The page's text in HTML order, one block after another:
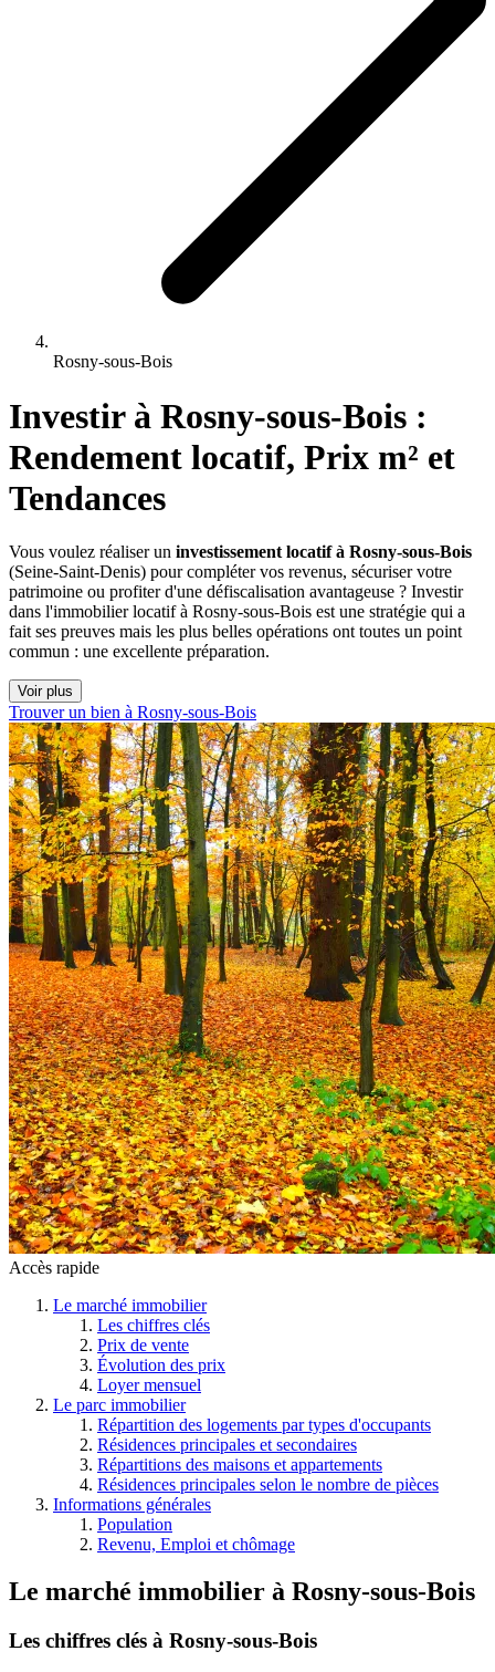
Rosny-sous-Bois
Investir à Rosny-sous-Bois :
Rendement locatif, Prix m² et
Tendances
Vous voulez réaliser un investissement locatif à Rosny-sous-Bois
(Seine-Saint-Denis) pour compléter vos revenus, sécuriser votre
patrimoine ou profiter d'une défiscalisation avantageuse ? Investir
dans l'immobilier locatif à Rosny-sous-Bois est une stratégie qui a
fait ses preuves mais les plus belles opérations ont toutes un point
commun : une excellente préparation.
Voir plus
Trouver un bien à Rosny-sous-Bois
Accès rapide
Le marché immobilier
Les chiffres clés
Prix de vente
Évolution des prix
Loyer mensuel
Le parc immobilier
Répartition des logements par types d'occupants
Résidences principales et secondaires
Répartitions des maisons et appartements
Résidences principales selon le nombre de pièces
Informations générales
Population
Revenu, Emploi et chômage
Le marché immobilier à Rosny-sous-Bois
Les chiffres clés à Rosny-sous-Bois